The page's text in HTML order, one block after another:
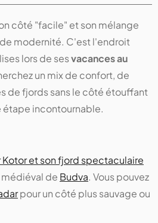
côté "facile" et son mélange
modernité. C'est l'endroit
lors de sesvacances au
un mix de confort, de
de fjords sans le côté étouffant
étape incontournable.
Kotor et son fjord spectaculaire
de Budva. Vous pouvez
pour un côté plus sauvage ou